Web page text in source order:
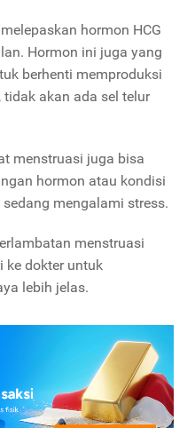
hormon HCG
Hormon ini juga yang
berhenti memproduksi
akan ada sel telur
menstruasi juga bisa
hormon atau kondisi
mengalami stress.
menstruasi
ke dokter untuk
lebih jelas.